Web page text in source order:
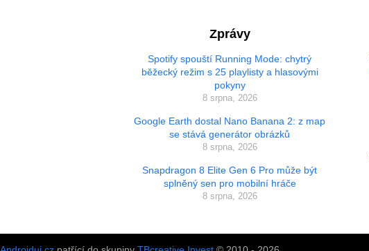
Zprávy
Spotify spouští Running Mode: chytrý
běžecký režim s 25 playlisty a hlasovými
pokyny
8 srpna, 2026
Google Earth dostal Nano Banana 2: z map
se stává generátor obrázků
8 srpna, 2026
Snapdragon 8 Elite Gen 6 Pro může být
splněný sen pro mobilní hráče
8 srpna, 2026